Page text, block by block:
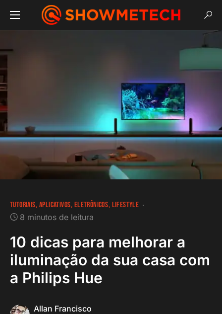
TUTORIAIS APLICATIVOS ELETRÔNICOS LIFESTYLE
8 minutos de leitura
10 dicas para melhorar a
iluminação da sua casa com
a Philips Hue
Allan Francisco